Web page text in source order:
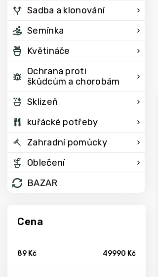
Sadba a klonování
Semínka
Květináče
Ochrana proti
škůdcům a chorobám
Sklizeň
kuřácké potřeby
Zahradní pomůcky
Oblečení
BAZAR
Cena
89 Kč 49990 Kč